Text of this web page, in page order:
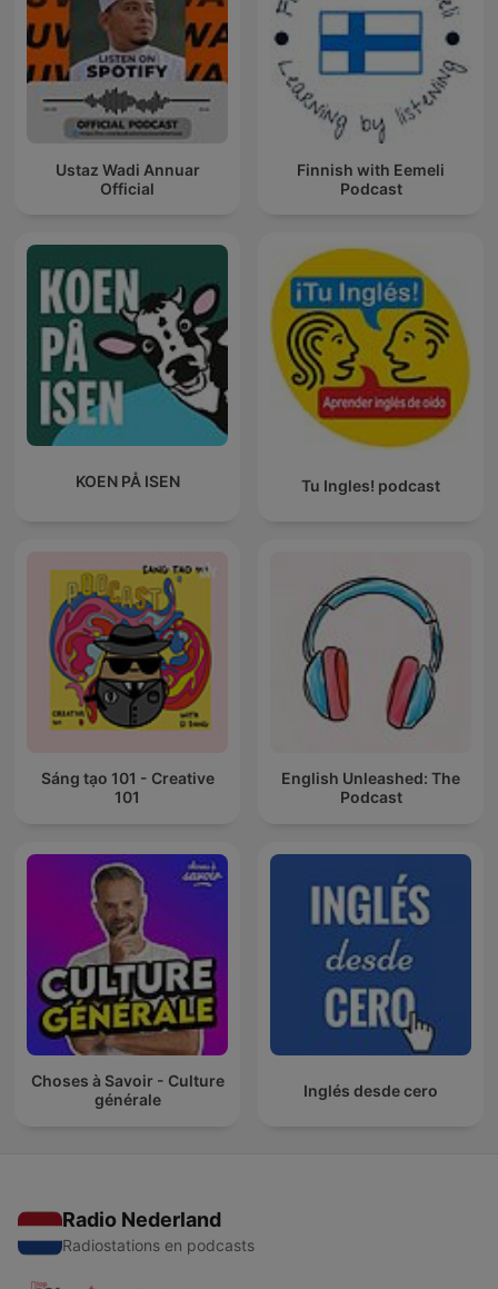
Ustaz Wadi Annuar
Official
Finnish with Eemeli
Podcast
KOEN PÅ ISEN Tu Ingles! podcast
Sáng tạo 101 - Creative
101
English Unleashed: The
Podcast
Choses à Savoir - Culture
générale
Inglés desde cero
Radio Nederland
Radiostations en podcasts